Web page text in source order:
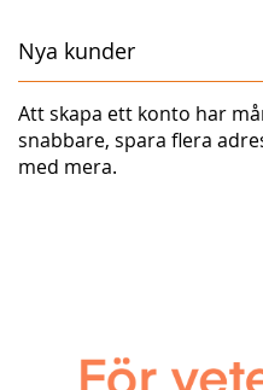
Nya kunder
Att skapa ett konto har
snabbare, spara flera
med mera.